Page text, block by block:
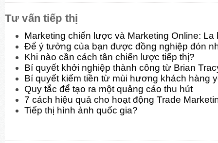
Tư vấn tiếp thị
Marketing chiến lược và Marketing Online: La
Để ý tưởng của bạn được đồng nghiệp đón
Khi nào cần cách tân chiến lược tiếp thị?
Bí quyết khởi nghiệp thành công từ Brian
Bí quyết kiếm tiền từ mùi hương khách hàng
Quy tắc để tạo ra một quảng cáo thu hút
7 cách hiệu quả cho hoạt động Trade
Tiếp thị hình ảnh quốc gia?